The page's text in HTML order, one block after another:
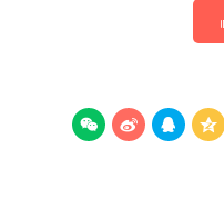
   